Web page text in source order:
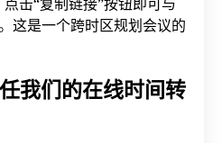
点击“复制链接”按钮即可与
这是一个跨时区规划会议的
我们的在线时间转